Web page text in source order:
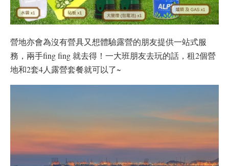
營地亦會為沒有營具又想體驗露營的朋友提供一站式服
務，兩手fing fing 就去得！一大班朋友去玩的話，租2個營
地和2套4人露營套餐就可以了~